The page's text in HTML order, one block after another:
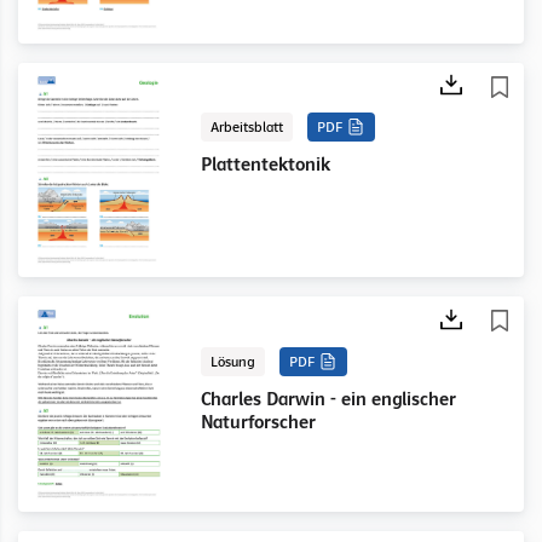
Arbeitsblatt PDF
Plattentektonik
Lösung PDF
Charles Darwin - ein englischer
Naturforscher